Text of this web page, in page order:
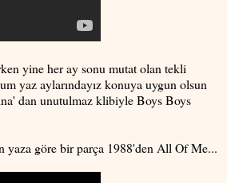
yine her ay sonu mutat olan tekli
yaz aylarındayız konuya uygun olsun
dan unutulmaz klibiyle Boys Boys
yaza göre bir parça 1988'den All Of Me...